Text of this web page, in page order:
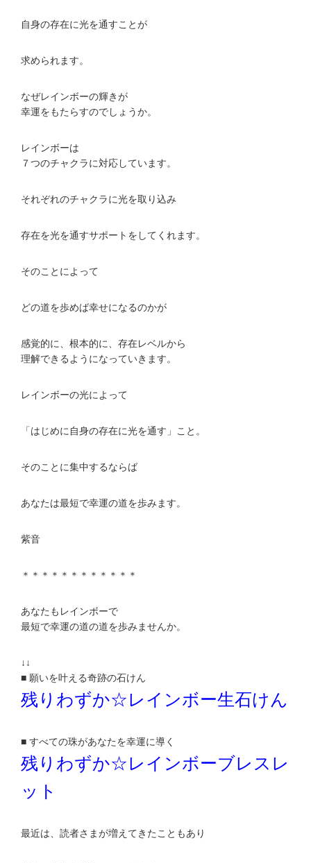
自身の存在に光を通すことが
求められます。
なぜレインボーの輝きが
幸運をもたらすのでしょうか。
レインボーは
７つのチャクラに対応しています。
それぞれのチャクラに光を取り込み
存在を光を通すサポートをしてくれます。
そのことによって
どの道を歩めば幸せになるのかが
感覚的に、根本的に、存在レベルから
理解できるようになっていきます。
レインボーの光によって
「はじめに自身の存在に光を通す」こと。
そのことに集中するならば
あなたは最短で幸運の道を歩みます。
紫音
＊＊＊＊＊＊＊＊＊＊＊＊
あなたもレインボーで
最短で幸運の道の道を歩みませんか。
↓↓
■ 願いを叶える奇跡の石けん
残りわずか☆レインボー生石けん
■ すべての珠があなたを幸運に導く
残りわずか☆レインボーブレスレ
ット
最近は、読者さまが増えてきたこともあり